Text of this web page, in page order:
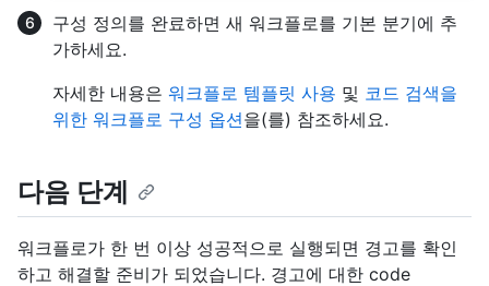
구성 정의를 완료하면 새 워크플로를 기본 분기에 추
가하세요.
자세한 내용은 워크플로 템플릿 사용 및 코드 검색을
위한 워크플로 구성 옵션을(를) 참조하세요.
다음 단계
워크플로가 한 번 이상 성공적으로 실행되면 경고를 확인
하고 해결할 준비가 되었습니다. 경고에 대한 code